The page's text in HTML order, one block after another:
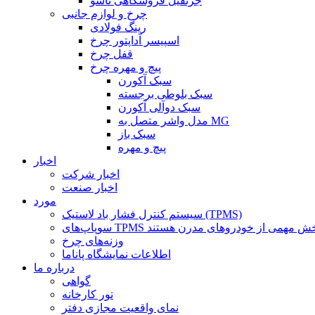
چرخ و لوازم جانبی
رینگ فولادی
اسپیسر آداپتور چرخ
قفل چرخ
پیچ و مهره چرخ
سبک آکورن
سبک بلوطی برجسته
سبک دوآلی آکورن
مدل واشر متصل به MG
سبک باز
پیچ و مهره
اخبار
اخبار شرکت
اخبار صنعت
مورد
سیستم کنترل فشار باد لاستیک (TPMS)
وزنه‌های چرخ
اطلاعات نمایشگاه پاناما
درباره ما
گواهی
تور کارخانه
نمای واقعیت مجازی دفتر